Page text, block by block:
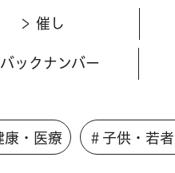
催し
バックナンバー
康・医療 ＃子供・若